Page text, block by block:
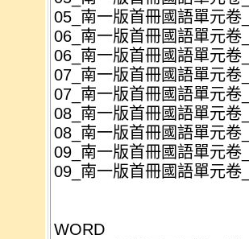
05_南一版首冊國語單元
06_南一版首冊國語單元
06_南一版首冊國語單元
07_南一版首冊國語單元
07_南一版首冊國語單元
08_南一版首冊國語單元
08_南一版首冊國語單元
09_南一版首冊國語單元
09_南一版首冊國語單元
WORD